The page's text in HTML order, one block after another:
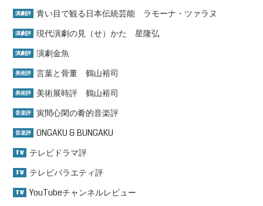
演劇評 青い目で観る日本伝統芸能 ラモーナ・ツァラヌ
演劇評 現代演劇の見（せ）かた 星隆弘
演劇評 演劇金魚
美術評 言葉と骨董 鶴山裕司
美術評 美術展時評 鶴山裕司
音楽評 寅間心閑の肴的音楽評
音楽評 ONGAKU & BUNGAKU
TV テレビドラマ評
TV テレビバラエティ評
TV YouTubeチャンネルレビュー